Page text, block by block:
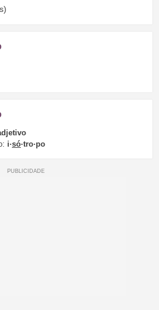
i·só·tro·po